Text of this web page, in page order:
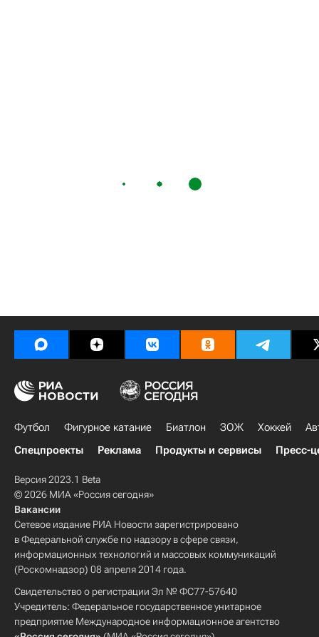
Футбол Фигурное катание Биатлон ЗОЖ Хоккей
Спецпроекты
Реклама Продукты и сервисы Пресс-
Версия 2023.1 Beta
© 2026 МИА «Россия сегодня»
Вакансии
Сетевое издание РИА Новости зарегистрировано
в Федеральной службе по надзору в сфере связи,
информационных технологий и массовых коммуникаций
(Роскомнадзор) 08 апреля 2014 года.
Свидетельство о регистрации Эл № ФС77-57640
Учредитель: Федеральное государственное унитарное
предприятие Международное информационное агентство